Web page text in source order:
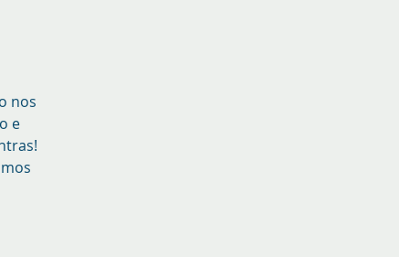
nos
e